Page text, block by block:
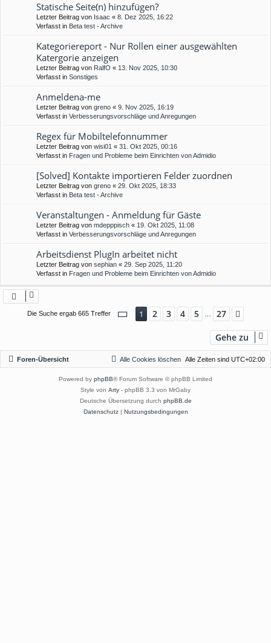
Statische Seite(n) hinzufügen?
Letzter Beitrag von Isaac « 8. Dez 2025, 16:22
Verfasst in Beta test - Archive
Kategoriereport - Nur Rollen einer ausgewählten
Katergorie anzeigen
Letzter Beitrag von RalfO « 13. Nov 2025, 10:30
Verfasst in Sonstiges
Anmeldena-me
Letzter Beitrag von greno « 9. Nov 2025, 16:19
Verfasst in Verbesserungsvorschläge und Anregungen
Regex für Mobiltelefonnummer
Letzter Beitrag von wisi01 « 31. Okt 2025, 00:16
Verfasst in Fragen und Probleme beim Einrichten von Admidio
[Solved] Kontakte importieren Felder zuordnen
Letzter Beitrag von greno « 29. Okt 2025, 18:33
Verfasst in Beta test - Archive
Veranstaltungen - Anmeldung für Gäste
Letzter Beitrag von mdepppisch « 19. Okt 2025, 11:08
Verfasst in Verbesserungsvorschläge und Anregungen
Arbeitsdienst PlugIn arbeitet nicht
Letzter Beitrag von sephian « 29. Sep 2025, 11:20
Verfasst in Fragen und Probleme beim Einrichten von Admidio
Die Suche ergab 665 Treffer Seite 1 von 27
1 2 3 4 5 27
Gehe zu
Foren-Übersicht Alle Zeiten sind UTC+02:00
Alle Cookies löschen
Powered by phpBB® Forum Software © phpBB Limited
Style von Arty - phpBB 3.3 von MrGaby
Deutsche Übersetzung durch phpBB.de
Datenschutz| Nutzungsbedingungen